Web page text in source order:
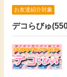
新着
高還元
無料
エンタ
お友達紹介対象
デコらびゅ